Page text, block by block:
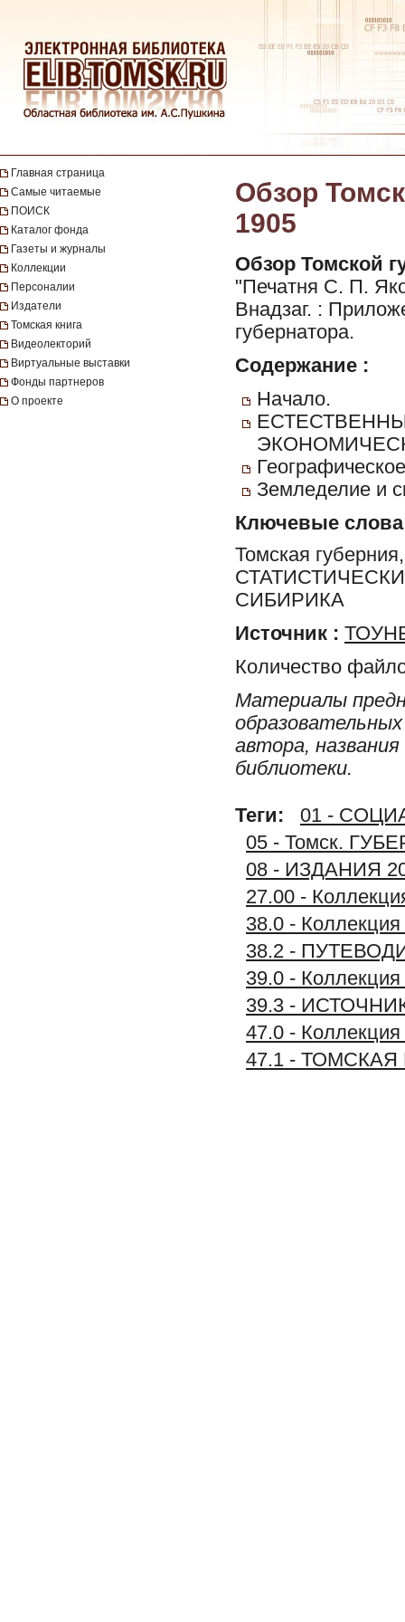
Главная страница
Самые читаемые
ПОИСК
Каталог фонда
Газеты и журналы
Коллекции
Персоналии
Издатели
Томская книга
Видеолекторий
Виртуальные выставки
Фонды партнеров
О проекте
Обзор
1905
Обзор Томской
"Печатня С. П.
Внадзаг. :
губернатора.
Содержание :
Начало.
Земледелие и
Ключевые слова
Томская
СИБИРИКА
Источник :
Количество
Материалы
автора,
библиотеки.
Теги:
01 -
05 - Томск.
08 - ИЗДАНИЯ
27.00 -
38.0 -
38.2 -
39.0 -
39.3 -
47.0 -
47.1 -